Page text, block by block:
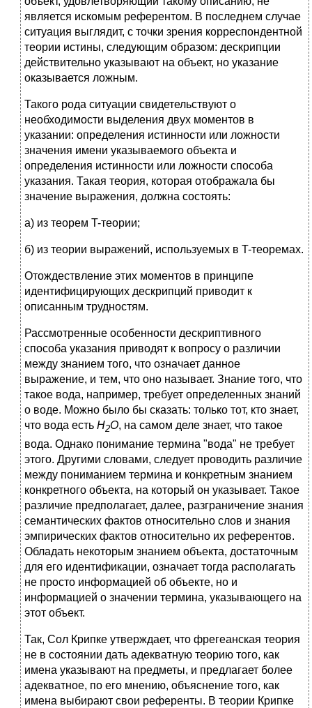
является искомым референтом. В последнем случае
ситуация выглядит, с точки зрения корреспондентной
теории истины, следующим образом: дескрипции
действительно указывают на объект, но указание
оказывается ложным.
Такого рода ситуации свидетельствуют о
необходимости выделения двух моментов в
указании: определения истинности или ложности
значения имени указываемого объекта и
определения истинности или ложности способа
указания. Такая теория, которая отображала бы
значение выражения, должна состоять:
а) из теорем T-теории;
б) из теории выражений, используемых в T-теоремах.
Отождествление этих моментов в принципе
идентифицирующих дескрипций приводит к
описанным трудностям.
Рассмотренные особенности дескриптивного
способа указания приводят к вопросу о различии
между знанием того, что означает данное
выражение, и тем, что оно называет. Знание того, что
такое вода, например, требует определенных знаний
о воде. Можно было бы сказать: только тот, кто знает,
что вода есть Н2О, на самом деле знает, что такое
вода. Однако понимание термина "вода" не требует
этого. Другими словами, следует проводить различие
между пониманием термина и конкретным знанием
конкретного объекта, на который он указывает. Такое
различие предполагает, далее, разграничение знания
семантических фактов относительно слов и знания
эмпирических фактов относительно их референтов.
Обладать некоторым знанием объекта, достаточным
для его идентификации, означает тогда располагать
не просто информацией об объекте, но и
информацией о значении термина, указывающего на
этот объект.
Так, Сол Крипке утверждает, что фрегеанская теория
не в состоянии дать адекватную теорию того, как
имена указывают на предметы, и предлагает более
адекватное, по его мнению, объяснение того, как
имена выбирают свои референты. В теории Крипке